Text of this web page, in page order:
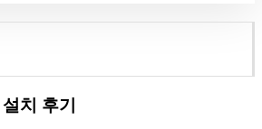
설치 후기